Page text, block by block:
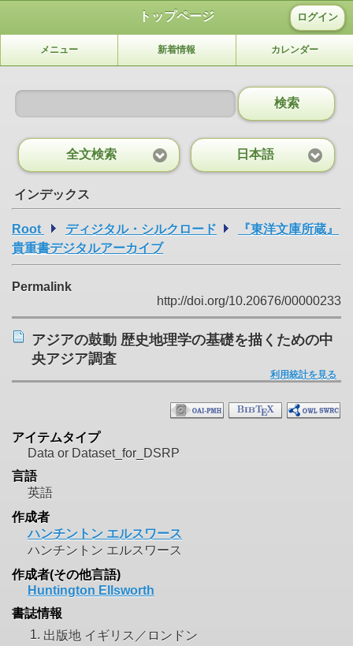
トップページ ログイン
メニュー 新着情報 カレンダー
検索
全文検索 日本語
インデックス
Root ディジタル・シルクロード
『東洋文庫所蔵』
貴重書デジタルアーカイブ
Permalink
http://doi.org/10.20676/00000233
アジアの鼓動 歴史地理学の基礎を描くための中
央アジア調査
利用統計を見る
アイテムタイプ
Data or Dataset_for_DSRP
言語
英語
作成者
ハンチントン エルスワース
ハンチントン エルスワース
作成者(その他言語)
Huntington Ellsworth
書誌情報
1. 出版地 イギリス／ロンドン